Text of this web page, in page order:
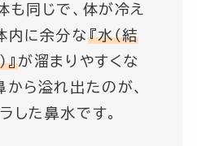
も同じで、体が冷え
内に余分な 『水（結
』が溜まりやすくな
から溢れ出たのが、
した鼻水です。